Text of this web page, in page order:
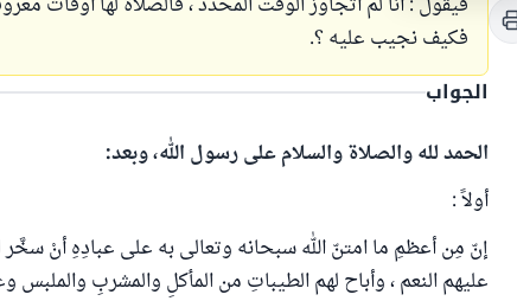
فكيف نجيب عليه ؟.
الجواب
الحمد لله والصلاة والسلام على رسول الله، وبعد:
أولاً :
إنّ مِن أعظمِ ما امتنّ الله سبحانه وتعالى به على عبادِهِ أنْ
عليهم النعم ، وأباح لهم الطيباتِ من المأكلِ والمشربِ والملبس